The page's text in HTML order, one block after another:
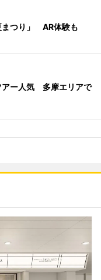
まつり」 AR体験も
アー人気 多摩エリアで